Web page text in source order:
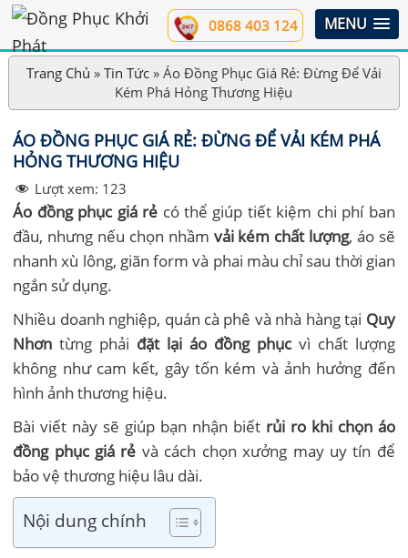
MENU
0868 403 124
Trang Chủ » Tin Tức» Áo Đồng Phục Giá Rẻ: Đừng Để Vải
Kém Phá Hỏng Thương Hiệu
ÁO ĐỒNG PHỤC GIÁ RẺ: ĐỪNG ĐỂ VẢI KÉM PHÁ
HỎNG THƯƠNG HIỆU
Lượt xem: 123
Áo đồng phục giá rẻ có thể giúp tiết kiệm chi phí ban
đầu, nhưng nếu chọn nhầm vải kém chất lượng, áo sẽ
nhanh xù lông, giãn form và phai màu chỉ sau thời gian
ngắn sử dụng.
Nhiều doanh nghiệp, quán cà phê và nhà hàng tại Quy
Nhơn từng phải đặt lại áo đồng phụcvì chất lượng
không như cam kết, gây tốn kém và ảnh hưởng đến
hình ảnh thương hiệu.
Bài viết này sẽ giúp bạn nhận biết rủi ro khi chọn áo
đồng phục giá rẻ và cách chọn xưởng may uy tín để
bảo vệ thương hiệu lâu dài.
Nội dung chính